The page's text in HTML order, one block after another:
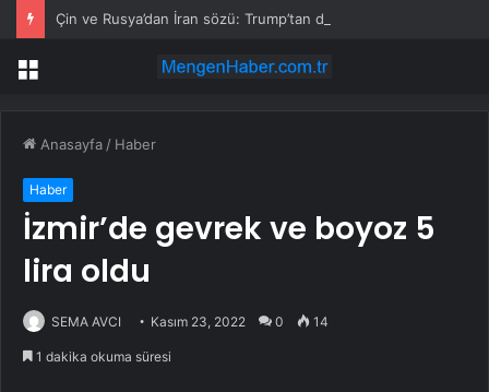
Çin ve Rusya’dan İran sözü: Trump’tan dikkat çeken çıkış
Menü
Anasayfa / Haber
Haber
İzmir’de gevrek ve boyoz 5
lira oldu
SEMA AVCI Kasım 23, 2022 0 14
1 dakika okuma süresi